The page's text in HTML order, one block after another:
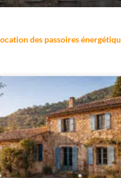
des passoires